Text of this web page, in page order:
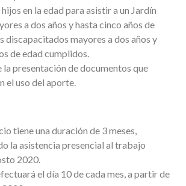
en la edad para asistir a un Jardín
a dos años y hasta cinco años de
discapacitados mayores a dos años y
de edad cumplidos.
la presentación de documentos que
el uso del aporte.
tiene una duración de 3 meses,
la asistencia presencial al trabajo
2020.
el día 10 de cada mes, a partir de